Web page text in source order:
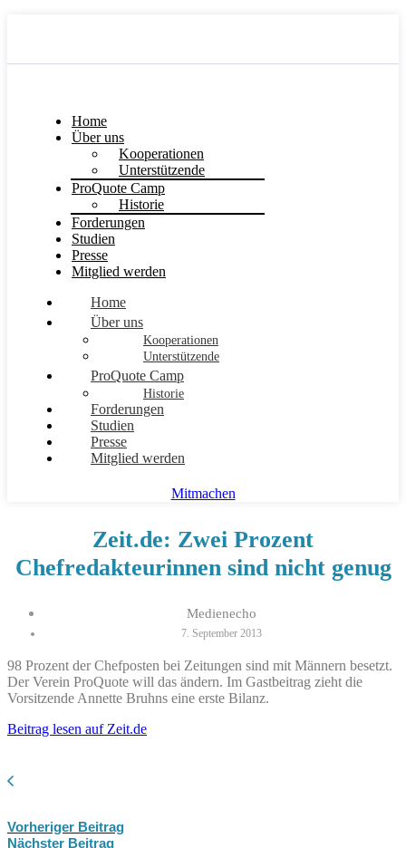
Home
Über uns
Kooperationen
Unterstützende
ProQuote Camp
Historie
Forderungen
Studien
Presse
Mitglied werden
Home
Über uns
Kooperationen
Unterstützende
ProQuote Camp
Historie
Forderungen
Studien
Presse
Mitglied werden
Mitmachen
Zeit.de: Zwei Prozent
Chefredakteurinnen sind nicht genug
Medienecho
7. September 2013
98 Prozent der Chefposten bei Zeitungen sind mit Männern besetzt.
Der Verein ProQuote will das ändern. Im Gastbeitrag zieht die
Vorsitzende Annette Bruhns eine erste Bilanz.
Beitrag lesen auf Zeit.de
Vorheriger Beitrag
Nächster Beitrag